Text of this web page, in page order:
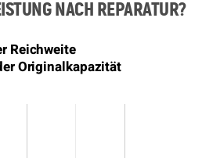
NACH REPARATUR?
Reichweite
Originalkapazität